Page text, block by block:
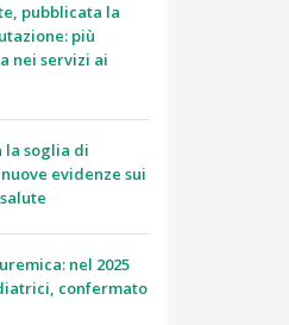
pubblicata la
più
nei servizi ai
la soglia di
evidenze sui
nel 2025
confermato